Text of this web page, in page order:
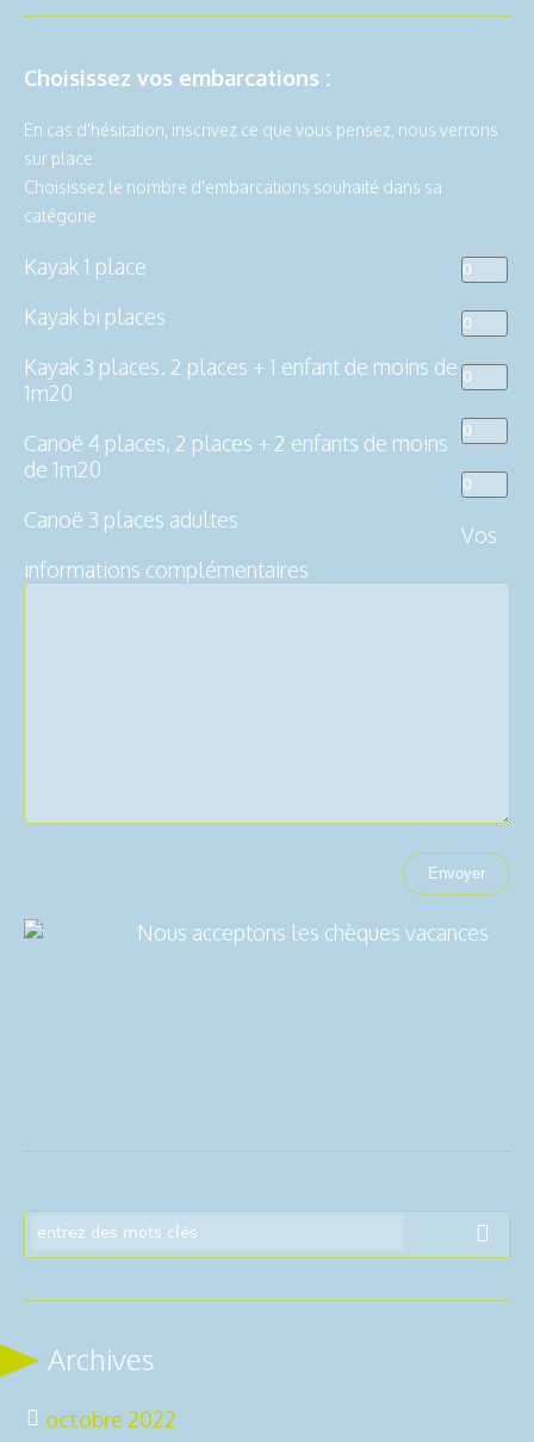
Choisissez vos embarcations :
En cas d'hésitation, inscrivez ce que vous pensez, nous verrons
sur place.
Choisissez le nombre d'embarcations souhaité dans sa
catégorie.
Kayak 1 place
Kayak bi places
Kayak 3 places. 2 places + 1 enfant de moins de
1m20
Canoë 4 places, 2 places + 2 enfants de moins
de 1m20
Canoë 3 places adultes
Vos
informations complémentaires
Nous acceptons les chèques vacances
Archives
octobre 2022